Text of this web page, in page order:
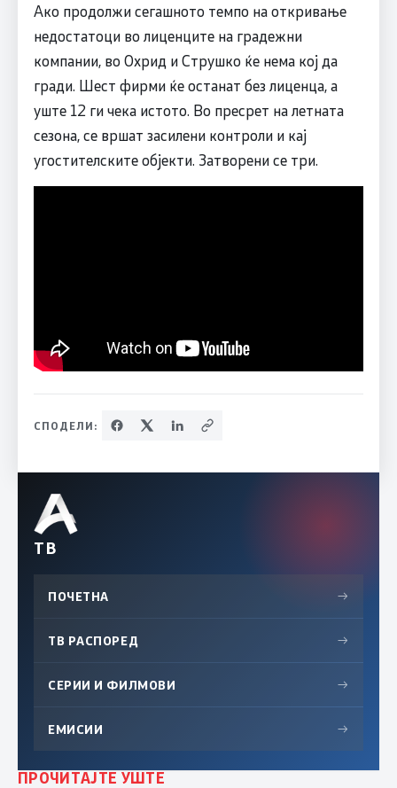
Ако продолжи сегашното темпо на откривање
недостатоци во лиценците на градежни
компании, во Охрид и Струшко ќе нема кој да
гради. Шест фирми ќе останат без лиценца, а
уште 12 ги чека истото. Во пресрет на летната
сезона, се вршат засилени контроли и кај
угостителските објекти. Затворени се три.
СПОДЕЛИ:
ТВ
ПОЧЕТНА →
ТВ РАСПОРЕД →
СЕРИИ И ФИЛМОВИ →
ЕМИСИИ →
ПРОЧИТАЈТЕ УШТЕ